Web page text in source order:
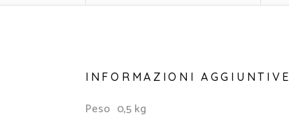
INFORMAZIONI AGGIUNTIVE
Peso 0,5 kg